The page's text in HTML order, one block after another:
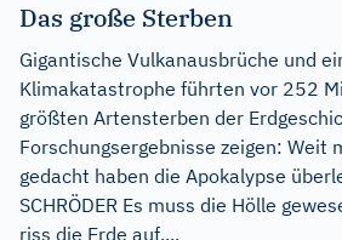
Das große Sterben
Gigantische Vulkanausbrüche und
Klimakatastrophe führten vor 252
größten Artensterben der
Forschungsergebnisse zeigen: Weit
gedacht haben die Apokalypse
SCHRÖDER Es muss die Hölle
riss die Erde auf....